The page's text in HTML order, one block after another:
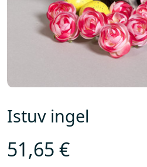
Istuv ingel
51,65 €